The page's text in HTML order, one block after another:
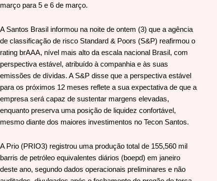
março para 5 e 6 de março.
A Santos Brasil informou na noite de ontem (3) que a agência
de classificação de risco Standard & Poors (S&P) reafirmou o
rating brAAA, nível mais alto da escala nacional Brasil, com
perspectiva estável, atribuído à companhia e às suas
emissões de dívidas. A S&P disse que a perspectiva estável
para os próximos 12 meses reflete a sua expectativa de que a
empresa será capaz de sustentar margens elevadas,
enquanto preserva uma posição de liquidez confortável,
mesmo diante dos maiores investimentos no Tecon Santos.
A Prio (PRIO3) registrou uma produção total de 155,560 mil
barris de petróleo equivalentes diários (boepd) em janeiro
deste ano, segundo dados operacionais preliminares e não